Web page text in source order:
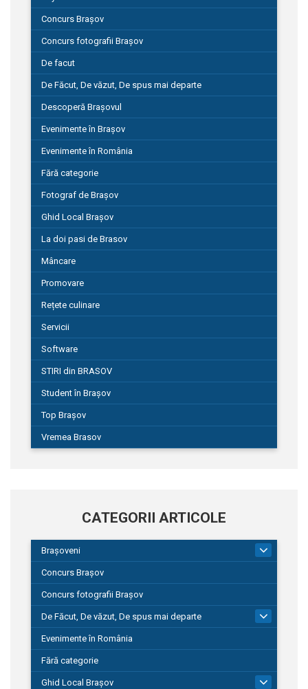
Concurs Brașov
Concurs fotografii Brașov
De facut
De Făcut, De văzut, De spus mai departe
Descoperă Brașovul
Evenimente în Brașov
Evenimente în România
Fără categorie
Fotograf de Brașov
Ghid Local Brașov
La doi pasi de Brasov
Mâncare
Promovare
Rețete culinare
Servicii
Software
STIRI din BRASOV
Student în Brașov
Top Brașov
Vremea Brasov
CATEGORII ARTICOLE
Brașoveni
Concurs Brașov
Concurs fotografii Brașov
De Făcut, De văzut, De spus mai departe
149
Evenimente în România
Fără categorie
Ghid Local Brașov